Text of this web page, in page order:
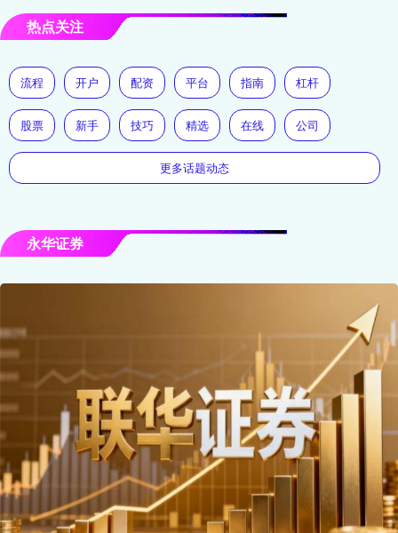
热点关注
流程 开户 配资 平台 指南 杠杆
股票 新手 技巧 精选 在线 公司
更多话题动态
永华证券